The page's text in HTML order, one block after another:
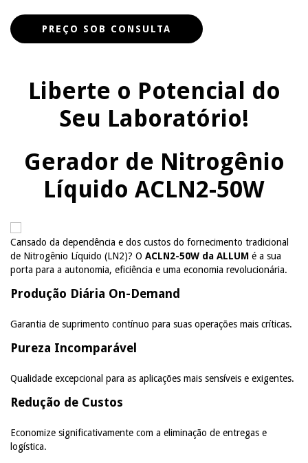
Liberte o Potencial do
Seu Laboratório!
Gerador de Nitrogênio
Líquido ACLN2-50W
Cansado da dependência e dos custos do fornecimento tradicional
de Nitrogênio Líquido (LN2)? O ACLN2-50W da ALLUM é a sua
porta para a autonomia, eficiência e uma economia revolucionária.
Produção Diária On-Demand
Garantia de suprimento contínuo para suas operações mais críticas.
Pureza Incomparável
Qualidade excepcional para as aplicações mais sensíveis e exigentes.
Redução de Custos
Economize significativamente com a eliminação de entregas e
logística.